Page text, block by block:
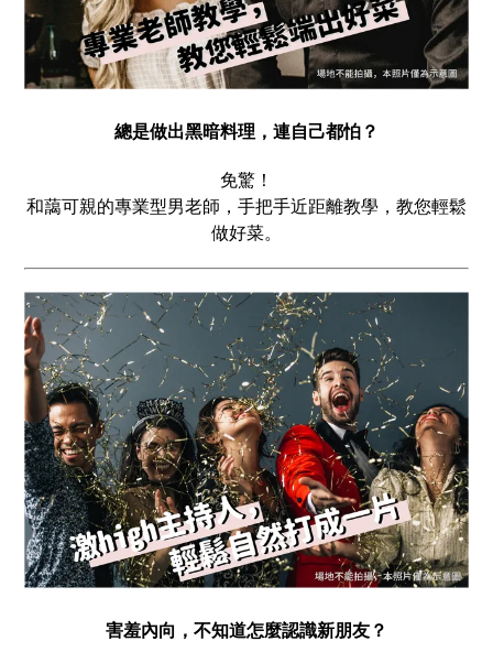
總是做出黑暗料理，連自己都怕？
免驚！
和藹可親的專業型男老師，手把手近距離教學，教您輕鬆
做好菜。
害羞內向，不知道怎麼認識新朋友？